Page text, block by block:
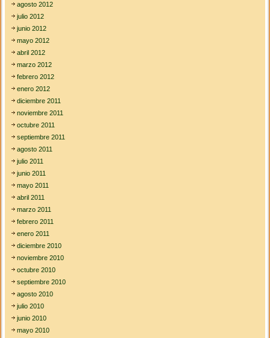
agosto 2012
julio 2012
junio 2012
mayo 2012
abril 2012
marzo 2012
febrero 2012
enero 2012
diciembre 2011
noviembre 2011
octubre 2011
septiembre 2011
agosto 2011
julio 2011
junio 2011
mayo 2011
abril 2011
marzo 2011
febrero 2011
enero 2011
diciembre 2010
noviembre 2010
octubre 2010
septiembre 2010
agosto 2010
julio 2010
junio 2010
mayo 2010